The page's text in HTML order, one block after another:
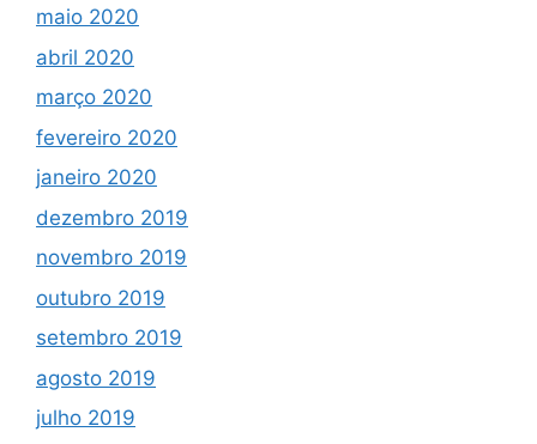
maio 2020
abril 2020
março 2020
fevereiro 2020
janeiro 2020
dezembro 2019
novembro 2019
outubro 2019
setembro 2019
agosto 2019
julho 2019